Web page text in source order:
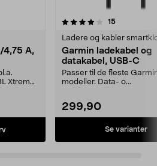
4,75 A,
Xtreme
15anmeldelser
Ladere og kabler
Garmin ladekabel og
datakabel, USB-C
Passer til de fleste
modeller. Data- o...
299,90
Se varianter
4.5 av 5 stjerner